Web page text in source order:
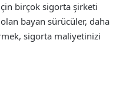
birçok sigorta şirketi
bayan sürücüler, daha
sigorta maliyetinizi